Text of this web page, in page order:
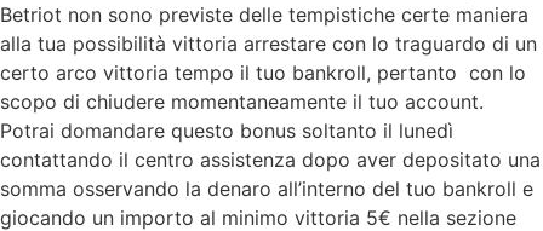
Betriot non sono previste delle tempistiche certe maniera
alla tua possibilità vittoria arrestare con lo traguardo di un
certo arco vittoria tempo il tuo bankroll, pertanto con lo
scopo di chiudere momentaneamente il tuo account.
Potrai domandare questo bonus soltanto il lunedì
contattando il centro assistenza dopo aver depositato una
somma osservando la denaro all’interno del tuo bankroll e
giocando un importo al minimo vittoria 5€ nella sezione